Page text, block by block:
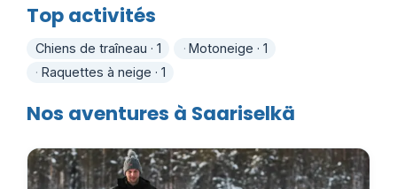
Top activités
Chiens de traîneau · 1
Motoneige · 1
Raquettes à neige · 1
Nos aventures à Saariselkä